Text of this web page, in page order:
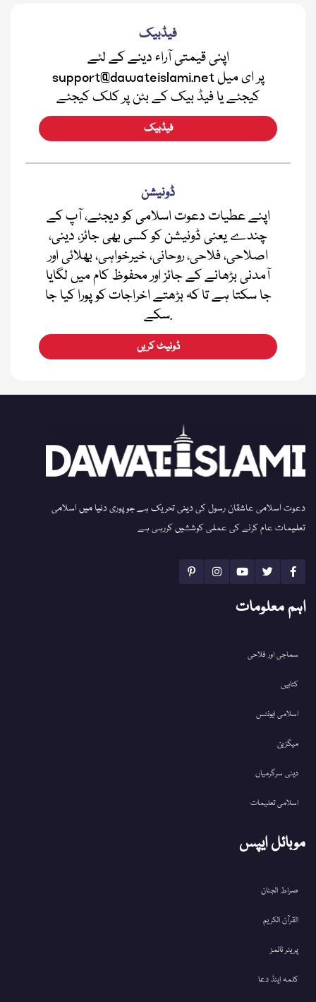
فیڈبیک
اپنی قیمتی آراء دینے کے لئے
support@dawateislami.net پر ای میل
کیجئے یا فیڈ بیک کے بٹن پر کلک کیجئے
فیڈبیک
ڈونیشن
اپنے عطیات دعوت اسلامی کو دیجئے، آپ کے
چندے یعنی ڈونیشن کو کسی بھی جائز، دینی،
اصلاحی، فلاحی، روحانی، خیرخواہی، بھلائی اور
آمدنی بڑھانے کے جائز اور محفوظ کام میں لگایا
جا سکتا ہے تا کہ بڑھتے اخراجات کو پورا کیا جا
سکے.
ڈونیٹ کریں
دعوت اسلامی عاشقان رسول کی دینی تحریک ہے جو پوری دنیا میں اسلامی
تعلیمات عام کرنے کی عملی کوششیں کررہی ہے
اہم معلومات
سماجی اور فلاحی
کتابیں
اسلامی ایونٹس
میگزین
دینی سرگرمیاں
اسلامی تعلیمات
موبائل ایپس
صراط الجنان
القرآن الکریم
پریئر ٹائمز
کلمہ اینڈ دعا